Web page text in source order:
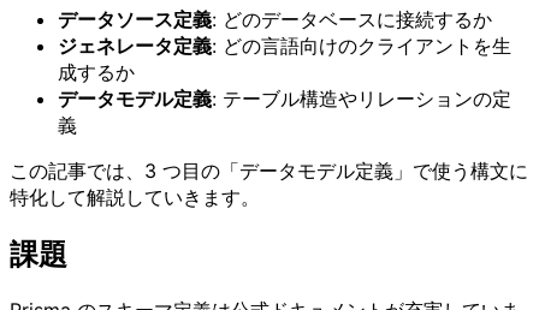
データソース定義: どのデータベースに接続するか
ジェネレータ定義: どの言語向けのクライアントを生
成するか
データモデル定義: テーブル構造やリレーションの定
義
この記事では、3 つ目の「データモデル定義」で使う構文に
特化して解説していきます。
課題